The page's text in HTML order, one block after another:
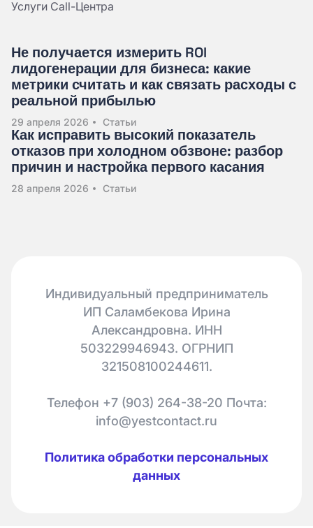
Услуги Call-Центра
Не получается измерить ROI
лидогенерации для бизнеса: какие
метрики считать и как связать расходы с
реальной прибылью
29 апреля 2026 Статьи
Как исправить высокий показатель
отказов при холодном обзвоне: разбор
причин и настройка первого касания
28 апреля 2026 Статьи
Индивидуальный предприниматель
ИП Саламбекова Ирина
Александровна. ИНН
503229946943. ОГРНИП
321508100244611.
Телефон +7 (903) 264-38-20 Почта:
info@yestcontact.ru
Политика обработки персональных
данных